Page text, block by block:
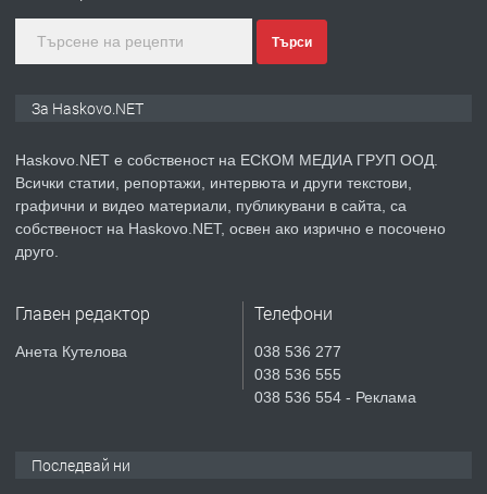
преди 6 дни
ПРЕДЛАГА СГЛОБЯВАНЕ НА МЕБЕЛИ.
№4119 Едностаен обзаведен
Търси
За Haskovo.NET
Haskovo.NET е собственост на ЕСКОМ МЕДИА ГРУП ООД.
Всички статии, репортажи, интервюта и други текстови,
графични и видео материали, публикувани в сайта, са
собственост на Haskovo.NET, освен ако изрично е посочено
друго.
Главен редактор
Анета Кутелова
Телефони
038 536 277
038 536 555
038 536 554 - Реклама
Последвай ни